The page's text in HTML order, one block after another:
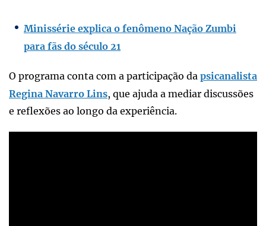
Minissérie explica o fenômeno Nação Zumbi
para fãs do século 21
O programa conta com a participação da psicanalista
Regina Navarro Lins, que ajuda a mediar discussões
e reflexões ao longo da experiência.